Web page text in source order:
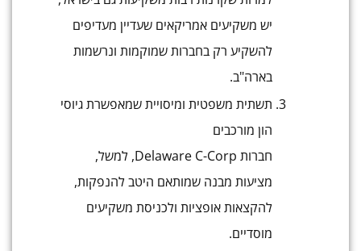
יש משקיעים אמריקאים שעדיין מעדיפים
להשקיע רק בחברות שמוקמות ונרשמות
בארה"ב.
תשתית משפטית ומיסויית שמאפשרת גיוסי
הון מורכבים
חברות Delaware C-Corp, למשל,
מציעות מבנה שמותאם היטב להנפקות,
להקצאות אופציות ולכניסת משקיעים
מוסדיים.